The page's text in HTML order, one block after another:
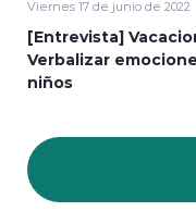
Viernes 17 de junio de 2022
[Entrevista]
Verbalizar
niños